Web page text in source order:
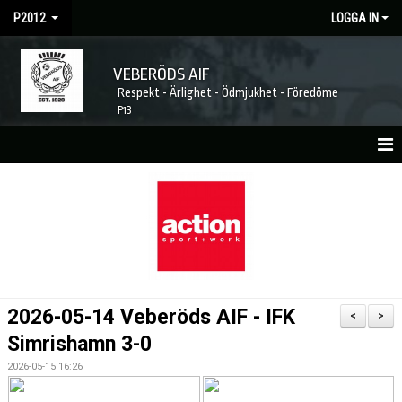
P2012 LOGGA IN
VEBERÖDS AIF
Respekt - Ärlighet - Ödmjukhet - Föredöme
P13
BILDGALLERI
DOKUMENT
>
<
2026-05-14 Veberöds AIF - IFK
Simrishamn 3-0
2026-05-15 16:26